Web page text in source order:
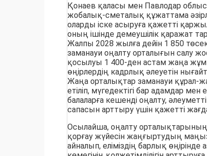
Қонаев қаласы мен Павлодар
жобалық-сметалық құжаттама
оларды іске асыруға қажетті
оның ішінде демеушілік қаражат
Жалпы 2028 жылға дейін 1 850
заманауи оңалту орталығын салу
қосылуы 1 400-ден астам жаңа
өңірлердің кадрлық әлеуетін
Жаңа орталықтар заманауи
етіліп, мүгедектігі бар адамдар мен
балаларға кешенді оңалту,
сапасын арттыру үшін қажетті
Осылайша, оңалту орталықтарының
қорғау жүйесін жаңғыртудың
айналып, еліміздің барлық өңірінде